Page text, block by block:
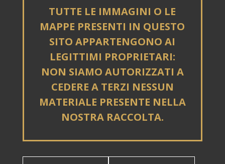
TUTTE LE IMMAGINI O LE
MAPPE PRESENTI IN QUESTO
SITO APPARTENGONO AI
LEGITTIMI PROPRIETARI:
NON SIAMO AUTORIZZATI A
CEDERE A TERZI NESSUN
MATERIALE PRESENTE NELLA
NOSTRA RACCOLTA.